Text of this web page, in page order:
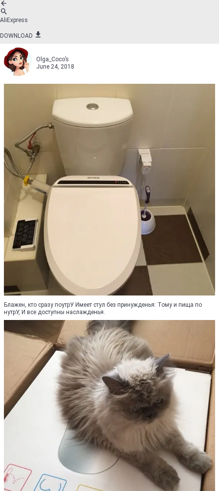
AliExpress
DOWNLOAD
Olga_Coco’s
June 24, 2018
Блажен, кто сразу поутрУ Имеет стул без принужденья: Тому и пища по
нутрУ, И все доступны наслажденья.